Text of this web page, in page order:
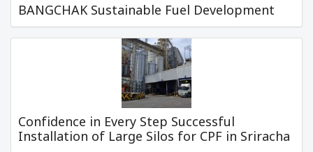
BANGCHAK Sustainable Fuel Development
Confidence in Every Step Successful
Installation of Large Silos for CPF in Sriracha